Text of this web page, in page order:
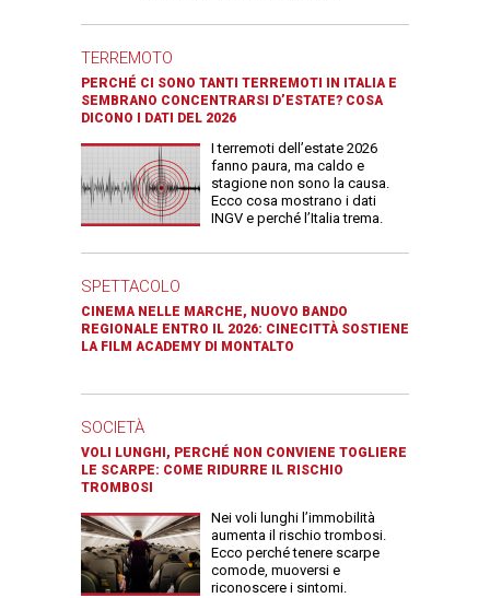
TERREMOTO
PERCHÉ CI SONO TANTI TERREMOTI IN ITALIA E
SEMBRANO CONCENTRARSI D’ESTATE? COSA
DICONO I DATI DEL 2026
I terremoti dell’estate 2026
fanno paura, ma caldo e
stagione non sono la causa.
Ecco cosa mostrano i dati
INGV e perché l’Italia trema.
SPETTACOLO
CINEMA NELLE MARCHE, NUOVO BANDO
REGIONALE ENTRO IL 2026: CINECITTÀ SOSTIENE
LA FILM ACADEMY DI MONTALTO
SOCIETÀ
VOLI LUNGHI, PERCHÉ NON CONVIENE TOGLIERE
LE SCARPE: COME RIDURRE IL RISCHIO
TROMBOSI
Nei voli lunghi l’immobilità
aumenta il rischio trombosi.
Ecco perché tenere scarpe
comode, muoversi e
riconoscere i sintomi.